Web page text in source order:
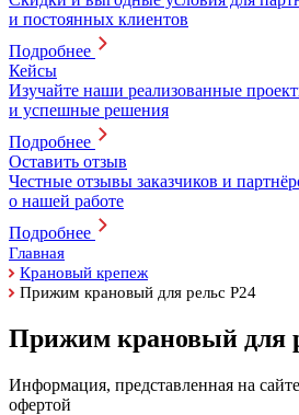
и постоянных клиентов
Подробнее
Кейсы
Изучайте наши реализованные
и успешные решения
Подробнее
Оставить отзыв
Честные отзывы заказчиков и
о нашей работе
Подробнее
Главная
Крановый крепеж
Прижим крановый для рельс Р24
Прижим крановый для
Информация, представленная на
офертой